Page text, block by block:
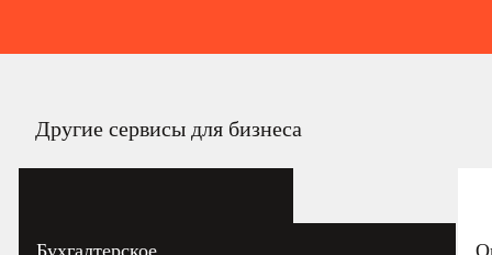
Другие сервисы для бизнеса
Бухгалтерское